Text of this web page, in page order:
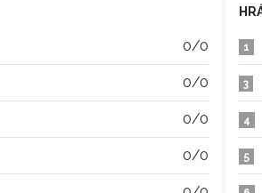
0/0
0/0
0/0
0/0
1
3
4
5